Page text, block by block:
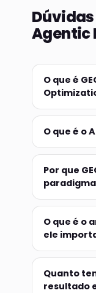
Dúvidas
Agentic
O que é
O que é o
Por que
paradigma
O que é o
ele
Quanto
resultado